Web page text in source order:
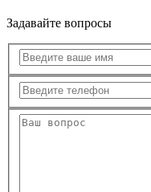
Задавайте вопросы